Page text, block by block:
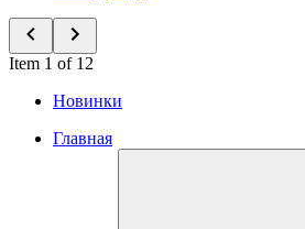
Item 1 of 12
Новинки
Главная